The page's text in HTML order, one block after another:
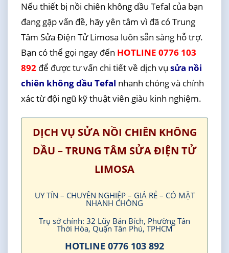
Nếu thiết bị nồi chiên không dầu Tefal của bạn
đang gặp vấn đề, hãy yên tâm vì đã có Trung
Tâm Sửa Điện Tử Limosa luôn sẵn sàng hỗ trợ.
Bạn có thể gọi ngay đến HOTLINE 0776 103
892để được tư vấn chi tiết về dịch vụ sửa nồi
chiên không dầu Tefal nhanh chóng và chính
xác từ đội ngũ kỹ thuật viên giàu kinh nghiệm.
DỊCH VỤ SỬA NỒI CHIÊN KHÔNG
DẦU – TRUNG TÂM SỬA ĐIỆN TỬ
LIMOSA
UY TÍN – CHUYÊN NGHIỆP – GIÁ RẺ – CÓ MẶT
NHANH CHÓNG
Trụ sở chính: 32 Lũy Bán Bích, Phường Tân
Thới Hòa, Quận Tân Phú, TPHCM
HOTLINE 0776 103 892